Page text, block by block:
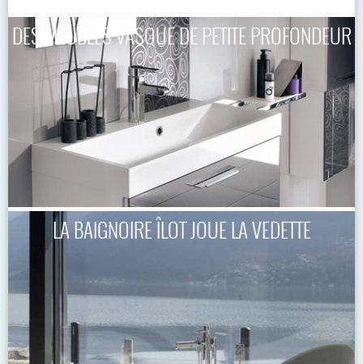
DES MEUBLES VASQUE DE PETITE PROFONDEUR
LA BAIGNOIRE ÎLOT JOUE LA VEDETTE